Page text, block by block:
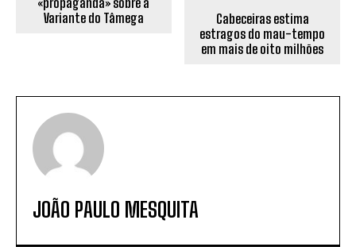
Variante do Tâmega
Cabeceiras estima
estragos do mau-tempo
em mais de oito milhões
JOÃO PAULO MESQUITA